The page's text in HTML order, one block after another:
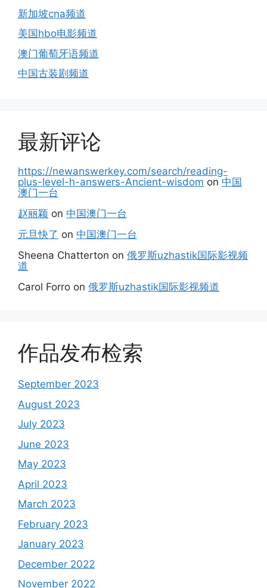
新加坡cna频道
美国hbo电影频道
澳门葡萄牙语频道
中国古装剧频道
最新评论
https://newanswerkey.com/search/reading-
plus-level-h-answers-Ancient-wisdom on 中国
澳门一台
赵丽颖 on 中国澳门一台
元旦快了 on 中国澳门一台
Sheena Chatterton on 俄罗斯uzhastik国际影视频
道
Carol Forro on 俄罗斯uzhastik国际影视频道
作品发布检索
September 2023
August 2023
July 2023
June 2023
May 2023
April 2023
March 2023
February 2023
January 2023
December 2022
November 2022